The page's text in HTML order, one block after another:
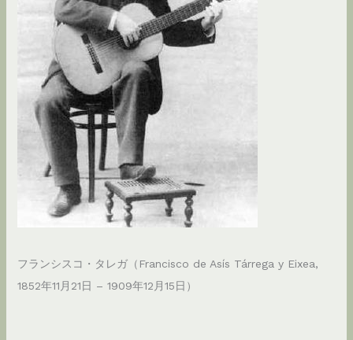
フランシスコ・タレガ（Francisco de Asís Tárrega y Eixea,
1852年11月21日 – 1909年12月15日）